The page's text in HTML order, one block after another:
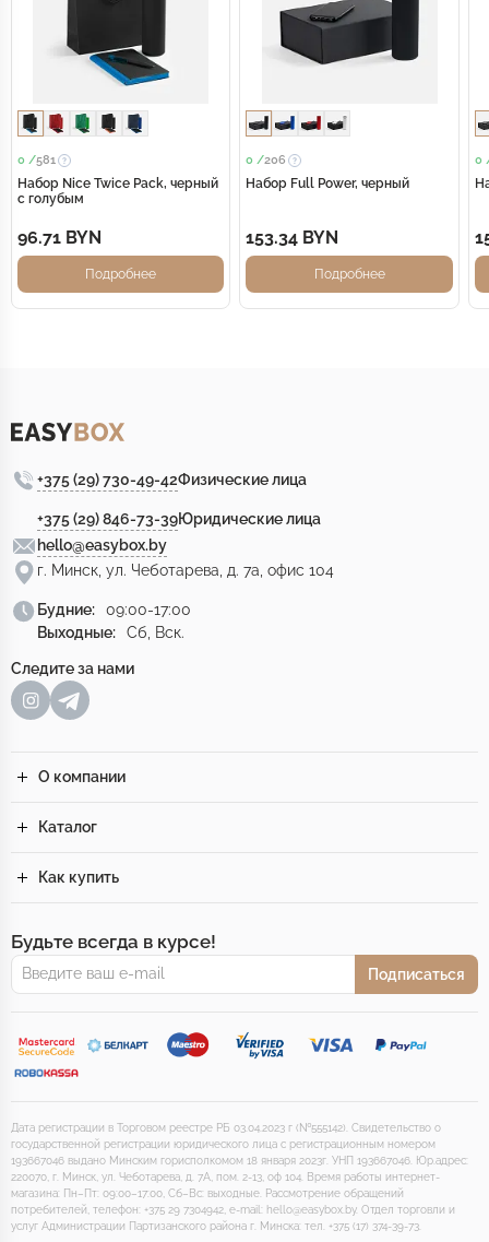
0 /581
Набор Nice Twice Pack, черный
с голубым
96.71 BYN
Подробнее
0 /206
Набор Full Power, черный
153.34 BYN
Подробнее
0
+375 (29) 730-49-42Физические лица
+375 (29) 846-73-39Юридические лица
hello@easybox.by
г. Минск, ул. Чеботарева, д. 7а, офис 104
Будние:
09:00-17:00
Выходные:
Сб, Вск.
Следите за нами
О компании
Каталог
Как купить
Будьте всегда в курсе!
Подписаться
Дата регистрации в Торговом реестре РБ 03.04.2023 г (№555142). Свидетельство о
государственной регистрации юридического лица с регистрационным номером
193667046 выдано Минским горисполкомом 18 января 2023г. УНП 193667046. Юр.адрес:
220070, г. Минск, ул. Чеботарева, д. 7А, пом. 2-13, оф 104. Время работы интернет-
магазина: Пн–Пт: 09:00–17:00, Сб–Вс: выходные. Рассмотрение обращений
потребителей, телефон: +375 29 7304942, e-mail: hello@easybox.by. Отдел торговли и
услуг Администрации Партизанского района г. Минска: тел. +375 (17) 374-39-73.